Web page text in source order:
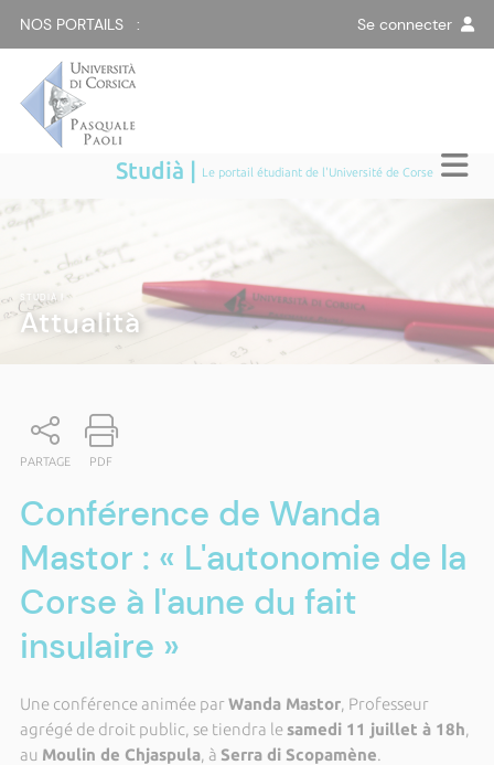
NOS PORTAILS : Se connecter
Studià | Le portail étudiant de l'Université de Corse
STUDIÀ
Attualità
PARTAGE PDF
Conférence de Wanda
Mastor : « L'autonomie de la
Corse à l'aune du fait
insulaire »
Une conférence animée parWanda Mastor, Professeur
agrégé de droit public, se tiendra le samedi 11 juillet à 18h,
au Moulin de Chjaspula, à Serra di Scopamène.